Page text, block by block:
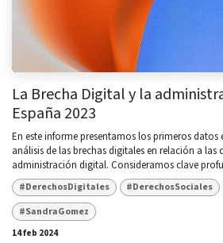
La Brecha Digital y la
España 2023
En este informe presentamos los primeros datos
análisis de las brechas digitales en relación a las
administración digital. Consideramos clave
#DerechosDigitales #DerechosSociales
#SandraGomez
14 feb 2024